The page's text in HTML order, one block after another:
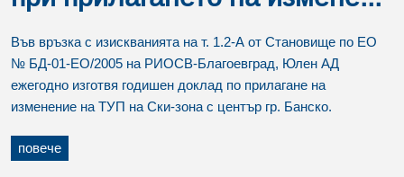
Във връзка с изискванията на т. 1.2-А от Становище по ЕО
№ БД-01-ЕО/2005 на РИОСВ-Благоевград, Юлен АД
ежегодно изготвя годишен доклад по прилагане на
изменение на ТУП на Ски-зона с център гр. Банско.
повече